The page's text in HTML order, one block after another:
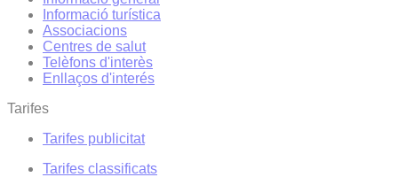
Informació turística
Associacions
Centres de salut
Telèfons d'interès
Enllaços d'interés
Tarifes
Tarifes publicitat
Tarifes classificats